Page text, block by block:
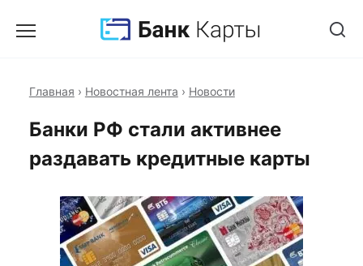
Главная › Новостная лента › Новости
Банки РФ стали активнее
раздавать кредитные карты